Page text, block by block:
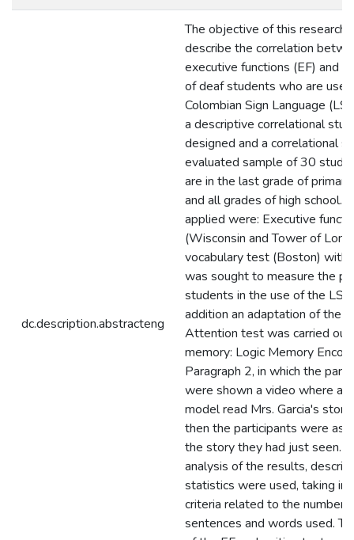
dc.description.abstracteng
The objective of this research
describe the correlation
executive functions (EF) and
of deaf students who are
Colombian Sign Language
a descriptive correlational
designed and a correlational
evaluated sample of 30
are in the last grade of
and all grades of high school.
applied were: Executive
(Wisconsin and Tower of
vocabulary test (Boston) with
was sought to measure the
students in the use of the
addition an adaptation of the
Attention test was carried
memory: Logic Memory
Paragraph 2, in which the
were shown a video where a
model read Mrs. Garcia's story
then the participants were
the story they had just seen.
analysis of the results,
statistics were used, taking
criteria related to the number
sentences and words used.